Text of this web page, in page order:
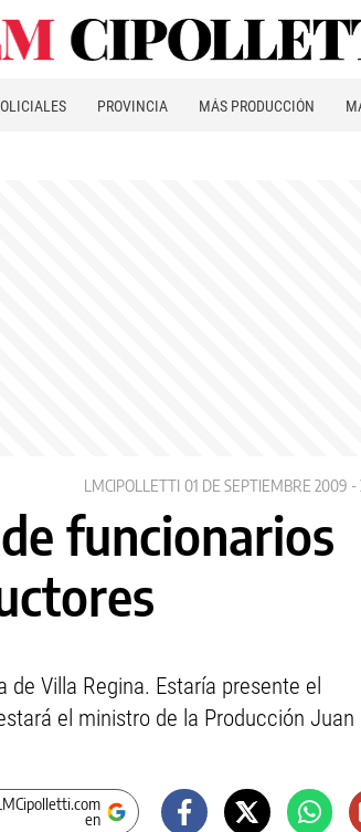
PROVINCIA MÁS PRODUCCIÓN
LMCIPOLLETTI 01 DE SEPTIEMBRE 2009 -
funcionarios
Villa Regina. Estaría presente el
el ministro de la Producción Juan
en